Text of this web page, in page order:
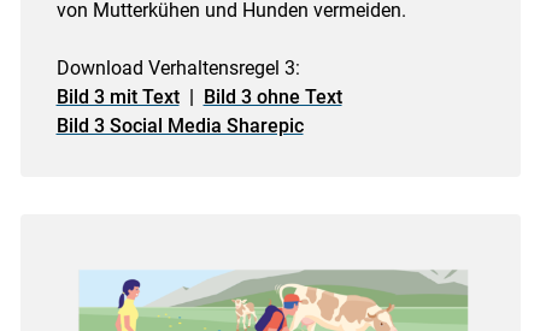
von Mutterkühen und Hunden vermeiden.
Download Verhaltensregel 3:
Bild 3 mit Text| Bild 3 ohne Text
Bild 3 Social Media Sharepic